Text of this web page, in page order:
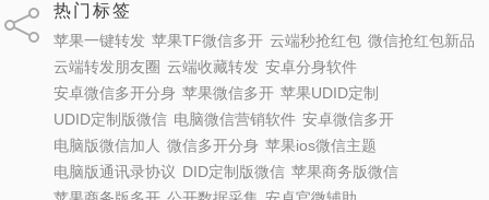
热门标签
苹果一键转发 苹果TF微信多开 云端秒抢红包 微信抢红包新品
云端转发朋友圈 云端收藏转发 安卓分身软件
安卓微信多开分身 苹果微信多开 苹果UDID定制
UDID定制版微信 电脑微信营销软件 安卓微信多开
电脑版微信加人 微信多开分身 苹果ios微信主题
电脑版通讯录协议 DID定制版微信 苹果商务版微信